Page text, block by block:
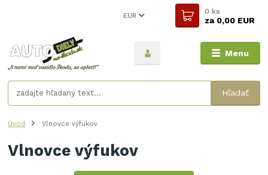
Menu
EUR
Hľadať
0 ks
za0,00 EUR
Úvod Vlnovce výfukov
Vlnovce výfukov